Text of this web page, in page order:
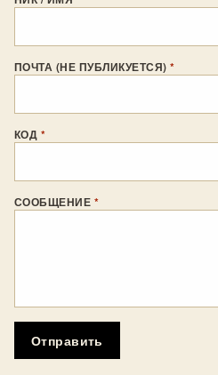
ПОЧТА (НЕ ПУБЛИКУЕТСЯ)*
КОД *
СООБЩЕНИЕ *
Отправить